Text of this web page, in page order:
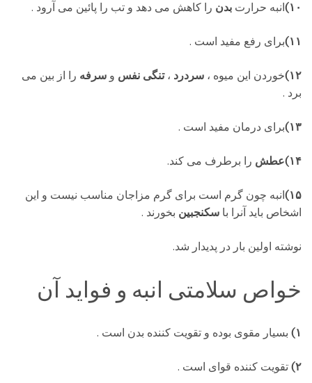
۱۰) انبه حرارت بدن را کاهش می دهد و تب را پائین می آرود .
۱۱) برای رفع مفید است .
۱۲) خوردن این میوه ، سردرد ،تنگی نفس و سرفه را از بین می
برد .
۱۳) برای درمان مفید است .
۱۴)عطش را برطرف می کند.
۱۵) انبه چون گرم است برای گرم مزاجان مناسب نیست و این
اشخاص باید آنرا با سکنجبین بخورند .
نوشته اولین بار در پدیدار شد.
خواص سلامتی انبه و فواید آن
۱) بسیار مقوی بوده و تقویت کننده بدن است .
۲) تقویت کننده قوای است .